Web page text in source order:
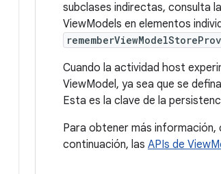
subclases indirectas, consulta la
ViewModels en elementos
Cuando la actividad host
ViewModel, ya sea que se
Esta es la clave de la
Para obtener más
continuación, las APIs de